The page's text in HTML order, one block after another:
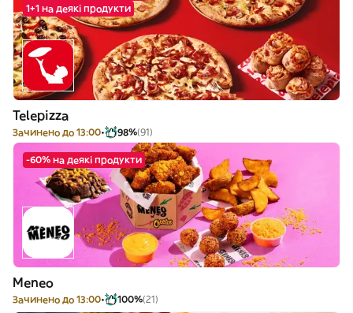
1+1 на деякі продукти
Telepizza
Зачинено до 13:00 98%(91)
-60% на деякі продукти
Meneo
Зачинено до 13:00 100%(21)